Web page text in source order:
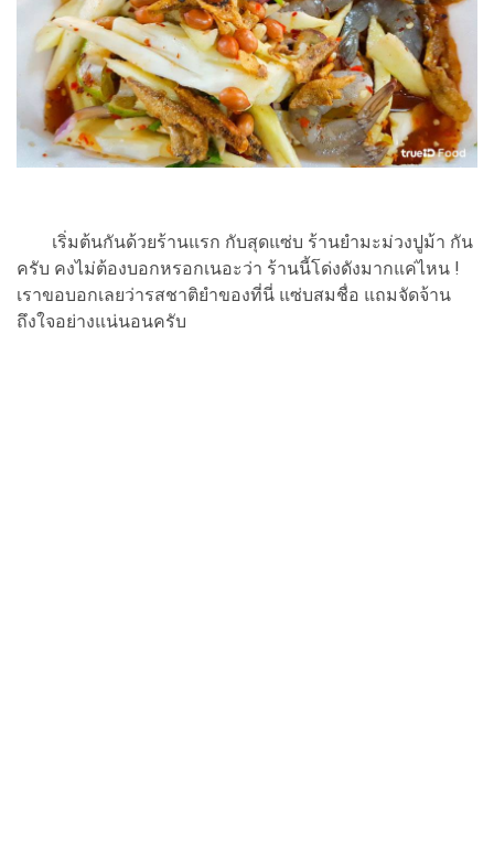
เริ่มต้นกันด้วยร้านแรก กับสุดแซ่บ ร้านยำมะม่วงปูม้า กัน
ครับ คงไม่ต้องบอกหรอกเนอะว่า ร้านนี้โด่งดังมากแค่ไหน !
เราขอบอกเลยว่ารสชาติยำของที่นี่ แซ่บสมชื่อ แถมจัดจ้าน
ถึงใจอย่างแน่นอนครับ